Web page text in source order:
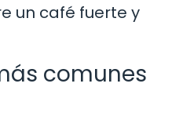
un café fuerte y
comunes